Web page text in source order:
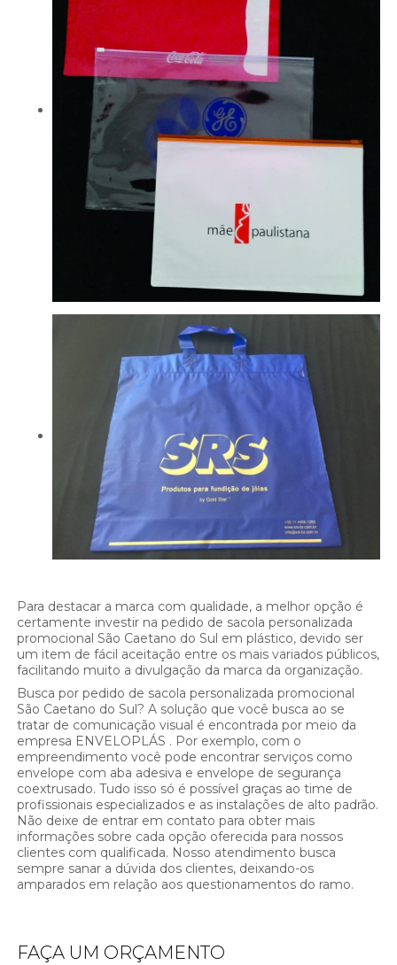
Para destacar a marca com qualidade, a melhor opção é
certamente investir na pedido de sacola personalizada
promocional São Caetano do Sul em plástico, devido ser
um item de fácil aceitação entre os mais variados públicos,
facilitando muito a divulgação da marca da organização.
Busca por pedido de sacola personalizada promocional
São Caetano do Sul? A solução que você busca ao se
tratar de comunicação visual é encontrada por meio da
empresa ENVELOPLÁS . Por exemplo, com o
empreendimento você pode encontrar serviços como
envelope com aba adesiva e envelope de segurança
coextrusado. Tudo isso só é possível graças ao time de
profissionais especializados e as instalações de alto padrão.
Não deixe de entrar em contato para obter mais
informações sobre cada opção oferecida para nossos
clientes com qualificada. Nosso atendimento busca
sempre sanar a dúvida dos clientes, deixando-os
amparados em relação aos questionamentos do ramo.
FAÇA UM ORÇAMENTO